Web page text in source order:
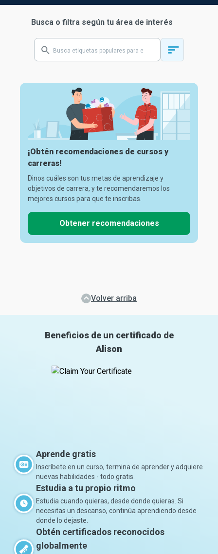
Busca o filtra según tu área de interés
¡Obtén recomendaciones de cursos y
carreras!
Dinos cuáles son tus metas de aprendizaje y
objetivos de carrera, y te recomendaremos los
mejores cursos para que te inscribas.
Obtener recomendaciones
Volver arriba
Beneficios de un certificado de
Alison
Aprende gratis
Inscríbete en un curso, termina de aprender y adquiere
nuevas habilidades - todo gratis.
Estudia a tu propio ritmo
Estudia cuando quieras, desde donde quieras. Si
necesitas un descanso, continúa aprendiendo desde
donde lo dejaste.
Obtén certificados reconocidos
globalmente